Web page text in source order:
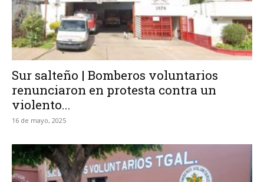
Sur salteño | Bomberos voluntarios
renunciaron en protesta contra un
violento...
16 de mayo, 2025